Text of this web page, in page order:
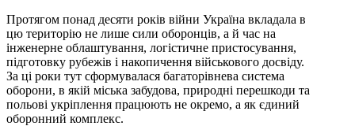
Протягом понад десяти років війни Україна вкладала в
цю територію не лише сили оборонців, а й час на
інженерне облаштування, логістичне пристосування,
підготовку рубежів і накопичення військового досвіду.
За ці роки тут сформувалася багаторівнева система
оборони, в якій міська забудова, природні перешкоди та
польові укріплення працюють не окремо, а як єдиний
оборонний комплекс.